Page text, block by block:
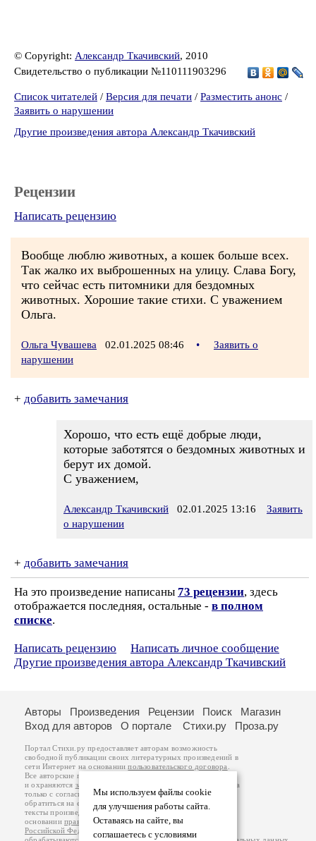
© Copyright: Александр Ткачивский, 2010
Свидетельство о публикации №110111903296
Список читателей / Версия для печати / Разместить анонс /
Заявить о нарушении
Другие произведения автора Александр Ткачивский
Рецензии
Написать рецензию
Вообще люблю животных, а кошек больше всех.
Так жалко их выброшенных на улицу. Слава Богу,
что сейчас есть питомники для бездомных
животных. Хорошие такие стихи. С уважением
Ольга.
Ольга Чувашева 02.01.2025 08:46 •
Заявить о
нарушении
+ добавить замечания
Хорошо, что есть ещё добрые люди,
которые заботятся о бездомных животных и
берут их домой.
С уважением,
Александр Ткачивский 02.01.2025 13:16
Заявить
о нарушении
+ добавить замечания
На это произведение написаны 73 рецензии, здесь
отображается последняя, остальные - в полном
списке.
Написать рецензию
Написать личное сообщение
Другие произведения автора Александр Ткачивский
Мы используем файлы cookie
для улучшения работы сайта.
Оставаясь на сайте, вы
соглашаетесь с условиями
Авторы Произведения Рецензии Поиск
Магазин
Вход для авторов
О портале Стихи.ру Проза.ру
Портал Стихи.ру предоставляет авторам возможность
свободной публикации своих литературных произведений в
сети Интернет на основаниипользовательского договора
Все авторские права на произведения принадлежат авторам
и охраняются законом
. Перепечатка произведений возможна
только с согласия его автора, к которому вы можете
обратиться на его авторской странице. Ответственность за
тексты произведений авторы несут самостоятельно на
основанииправил публикацииизаконодательства
Российской Федерации